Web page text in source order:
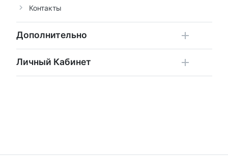
Контакты
Дополнительно
Личный Кабинет